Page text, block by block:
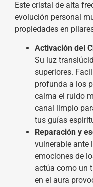
Este cristal de alta
evolución personal
propiedades en
Activación del
Su luz
superiores.
profunda a los
calma el ruido
canal limpio
tus guías
Reparación y
vulnerable ante
emociones de
actúa como un
en el aura